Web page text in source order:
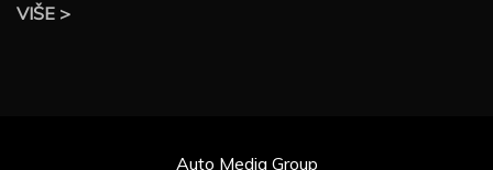
VIŠE >
Auto Media Group